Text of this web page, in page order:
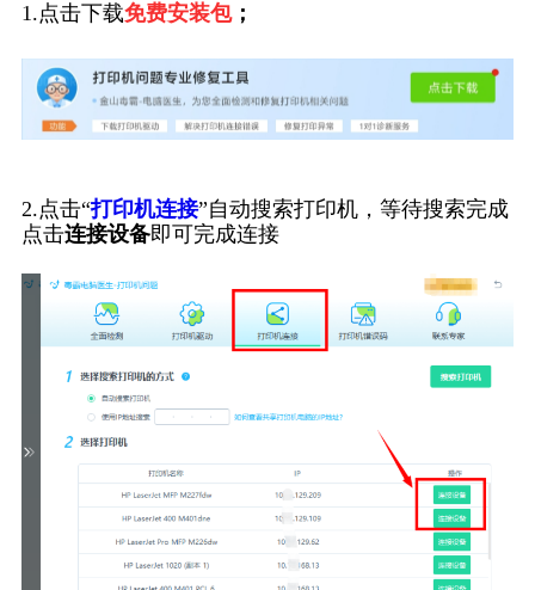
1.点击下载免费安装包；
2.点击“打印机连接”自动搜索打印机，等待搜索完成
点击连接设备即可完成连接